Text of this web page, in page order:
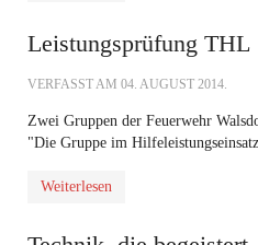
Leistungsprüfung THL
VERFASST AM 04. AUGUST 2014.
Zwei Gruppen der Feuerwehr
"Die Gruppe im
Weiterlesen